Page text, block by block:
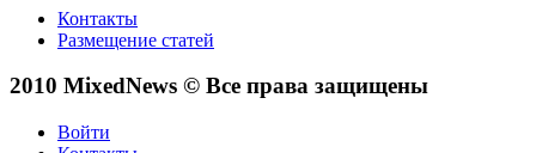
Контакты
Размещение статей
2010 MixedNews © Все права защищены
Войти